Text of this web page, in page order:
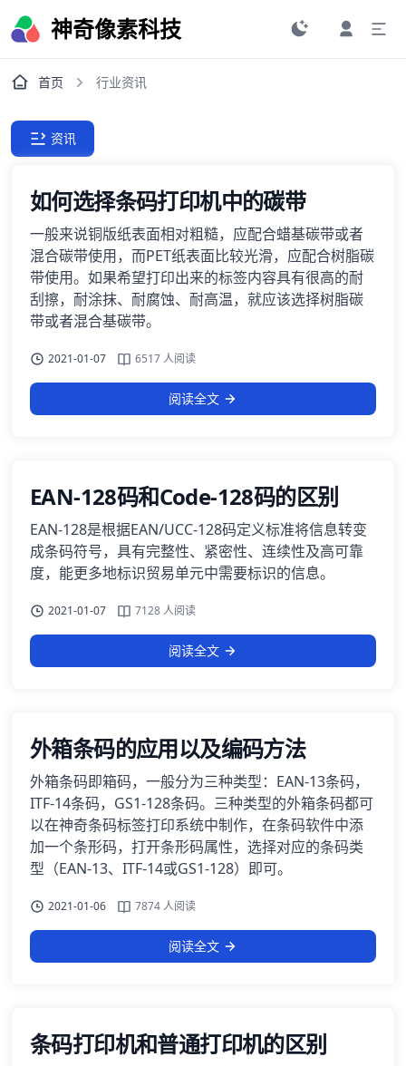
神奇像素科技
首页 行业资讯
资讯
如何选择条码打印机中的碳带
一般来说铜版纸表面相对粗糙，应配合蜡基碳带或者
混合碳带使用，而PET纸表面比较光滑，应配合树脂碳
带使用。如果希望打印出来的标签内容具有很高的耐
刮擦，耐涂抹、耐腐蚀、耐高温，就应该选择树脂碳
带或者混合基碳带。
2021-01-07 6517 人阅读
阅读全文
EAN-128码和Code-128码的区别
EAN-128是根据EAN/UCC-128码定义标准将信息转变
成条码符号，具有完整性、紧密性、连续性及高可靠
度，能更多地标识贸易单元中需要标识的信息。
2021-01-07 7128 人阅读
阅读全文
外箱条码的应用以及编码方法
外箱条码即箱码，一般分为三种类型：EAN-13条码，
ITF-14条码，GS1-128条码。三种类型的外箱条码都可
以在神奇条码标签打印系统中制作，在条码软件中添
加一个条形码，打开条形码属性，选择对应的条码类
型（EAN-13、ITF-14或GS1-128）即可。
2021-01-06 7874 人阅读
阅读全文
条码打印机和普通打印机的区别